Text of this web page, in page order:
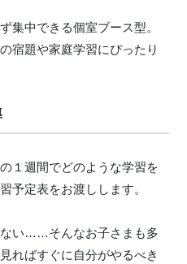
集中できる個室ブース型。
宿題や家庭学習にぴったり
１週間でどのような学習を
予定表をお渡しします。
い……そんなお子さまも多
ればすぐに自分がやるべき